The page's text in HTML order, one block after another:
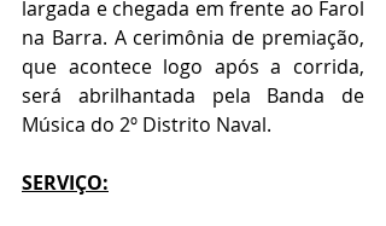
largada e chegada em frente ao Farol
na Barra. A cerimônia de premiação,
que acontece logo após a corrida,
será abrilhantada pela Banda de
Música do 2º Distrito Naval.
SERVIÇO: